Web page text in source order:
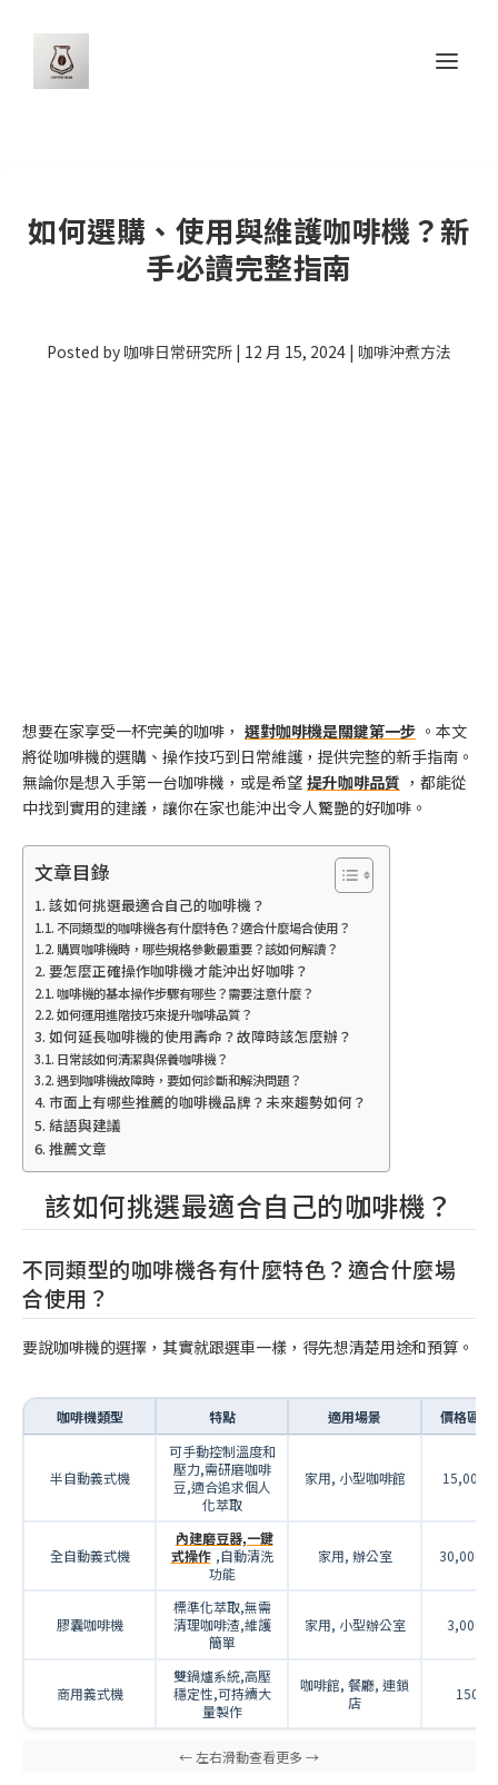
如何選購、使用與維護咖啡機？新
手必讀完整指南
Posted by 咖啡日常研究所 | 12 月 15, 2024 | 咖啡沖煮方法
想要在家享受一杯完美的咖啡， 選對咖啡機是關鍵第一步 。本文
將從咖啡機的選購、操作技巧到日常維護，提供完整的新手指南。
無論你是想入手第一台咖啡機，或是希望 提升咖啡品質 ，都能從
中找到實用的建議，讓你在家也能沖出令人驚艷的好咖啡。
文章目錄
該如何挑選最適合自己的咖啡機？
不同類型的咖啡機各有什麼特色？適合什麼場合使用？
購買咖啡機時，哪些規格參數最重要？該如何解讀？
要怎麼正確操作咖啡機才能沖出好咖啡？
咖啡機的基本操作步驟有哪些？需要注意什麼？
如何運用進階技巧來提升咖啡品質？
如何延長咖啡機的使用壽命？故障時該怎麼辦？
日常該如何清潔與保養咖啡機？
遇到咖啡機故障時，要如何診斷和解決問題？
市面上有哪些推薦的咖啡機品牌？未來趨勢如何？
結語與建議
推薦文章
該如何挑選最適合自己的咖啡機？
不同類型的咖啡機各有什麼特色？適合什麼場
合使用？
要說咖啡機的選擇，其實就跟選車一樣，得先想清楚用途和預算。
咖啡機類型 特點 適用場景 價格區
半自動義式機
可手動控制溫度和
壓力,需研磨咖啡
豆,適合追求個人
化萃取
家用, 小型咖啡館 15,000-
全自動義式機
內建磨豆器,一鍵
式操作 ,自動清洗
功能
家用, 辦公室 30,000-
膠囊咖啡機
標準化萃取,無需
清理咖啡渣,維護
簡單
家用, 小型辦公室 3,000-
商用義式機
雙鍋爐系統,高壓
穩定性,可持續大
量製作
咖啡館, 餐廳, 連鎖
店